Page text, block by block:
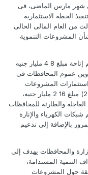
والذى انتهى فى شهر مارس الماضى، فى
الخطة الاستثمارية
من العام المالى الحالى
بشأن المشروعات التنموية
وأعلن شعراوى، بحسب بيان للوزارة اليوم، أنه تم إتاحة مبلغ 8 4 مليار جنيه
عموم المحافظات فى
استثمارات المشروعات
المنفذة منذ بداية العام المالى الحالى (يوليو 2021) مبلغ 16 2 مليار جنيه،
والطارئة للمحافظات
الكهرباء والإنارة
بالإضافة إلى تدعيم
والمحافظات يهدف إلى
التنمية المستدامة،
دقيقة حول المشروعات